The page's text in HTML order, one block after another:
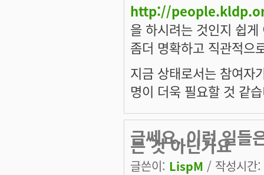
http://
을 하시려는 것인지 쉽
좀더 명확하고 직관적으
지금 상태로서는 참여자
명이 더욱 필요할 것 같
글쎄요. 이런 일들
는 것 아닌가요
글쓴이: LispM / 작성시